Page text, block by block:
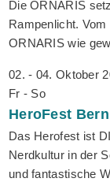
Die ORNARIS
Rampenlicht.
ORNARIS wie
02. - 04. Oktober
Fr - So
HeroFest Bern
Das Herofest ist
Nerdkultur in der
und fantastische